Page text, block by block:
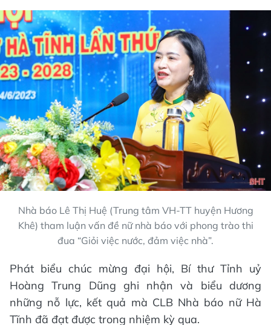
Nhà báo Lê Thị Huệ (Trung tâm VH-TT huyện Hương
Khê) tham luận vấn đề nữ nhà báo với phong trào thi
đua “Giỏi việc nước, đảm việc nhà”.
Phát biểu chúc mừng đại hội, Bí thư Tỉnh uỷ
Hoàng Trung Dũng ghi nhận và biểu dương
những nỗ lực, kết quả mà CLB Nhà báo nữ Hà
Tĩnh đã đạt được trong nhiệm kỳ qua.